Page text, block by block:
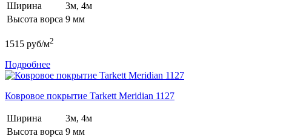
Ширина
3м, 4м
Высота ворса 9 мм
1515 руб/м2
Подробнее
Ковровое покрытие Tarkett Meridian 1127
Ширина
3м, 4м
Высота ворса 9 мм